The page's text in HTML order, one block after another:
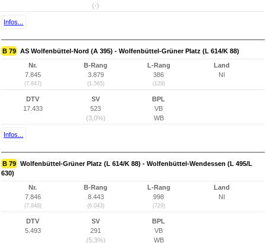
(-)
Infos...
B 79 AS Wolfenbüttel-Nord (A 395) - Wolfenbüttel-Grüner Platz (L 614/K 88)
Nr.
7.845
(7.847)
B-Rang
3.879
(1.565)
L-Rang
386
(129)
Land
NI
DTV
17.433
SV
523
(3,0%)
BPL
VB
WB
Infos...
B 79 Wolfenbüttel-Grüner Platz (L 614/K 88) - Wolfenbüttel-Wendessen (L 495/L
630)
Nr.
7.846
(7.848)
B-Rang
8.443
(6.043)
L-Rang
998
(729)
Land
NI
DTV
5.493
SV
291
(5,3%)
BPL
VB
WB